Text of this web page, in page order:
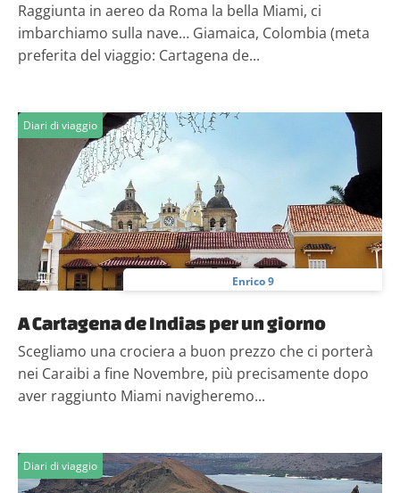
Raggiunta in aereo da Roma la bella Miami, ci
imbarchiamo sulla nave… Giamaica, Colombia (meta
preferita del viaggio: Cartagena de...
Diari di viaggio
Enrico 9
A Cartagena de Indias per un giorno
Scegliamo una crociera a buon prezzo che ci porterà
nei Caraibi a fine Novembre, più precisamente dopo
aver raggiunto Miami navigheremo...
Diari di viaggio